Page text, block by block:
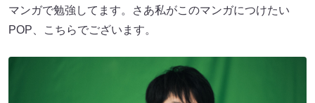
マンガで勉強してます。さあ私がこのマンガにつけたい
POP、こちらでございます。